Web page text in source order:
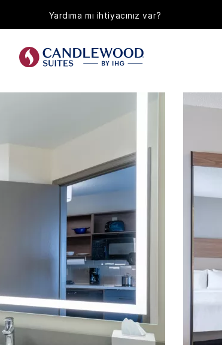
Yardıma mı ihtiyacınız var?